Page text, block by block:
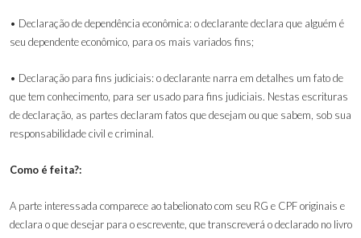
• Declaração de dependência econômica: o declarante declara que alguém é
seu dependente econômico, para os mais variados fins;
• Declaração para fins judiciais: o declarante narra em detalhes um fato de
que tem conhecimento, para ser usado para fins judiciais. Nestas escrituras
de declaração, as partes declaram fatos que desejam ou que sabem, sob sua
responsabilidade civil e criminal.
Como é feita?:
A parte interessada comparece ao tabelionato com seu RG e CPF originais e
declara o que desejar para o escrevente, que transcreverá o declarado no livro